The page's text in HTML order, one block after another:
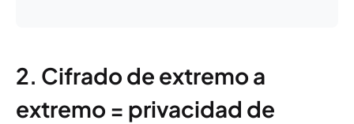
2. Cifrado de extremo a
extremo = privacidad de